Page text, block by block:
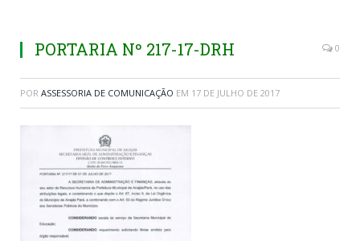
PORTARIA Nº 217-17-DRH 0
POR ASSESSORIA DE COMUNICAÇÃO EM 17 DE JULHO DE 2017